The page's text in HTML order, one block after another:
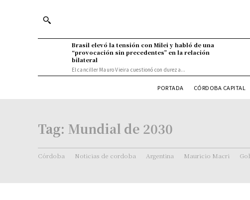
Brasil elevó la tensión con Milei y habló de una
“provocación sin precedentes” en la relación
bilateral
El canciller Mauro Vieira cuestionó con dureza...
PORTADA CÓRDOBA CAPITAL
Tag: Mundial de 2030
Córdoba Noticias de cordoba Argentina Mauricio Macri